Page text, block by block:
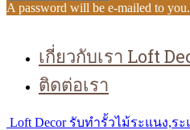
A password will be e-mailed to you.
เกี่ยวกับเรา Loft
ติดต่อเรา
Loft Decor รับทำรั้วไม้ระแนง,ระ